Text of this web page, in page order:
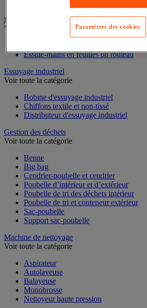
Équipement sanitaires
Essuie-mains et distributeur d’essuie-mains
Voir toute la catégorie
Distributeur d'essuie-mains
Essuyage industriel
Bobine d'essuyage industriel
Chiffons textile et non-tissé
Gestion des déchets
Benne
Big bag
Cendrier-poubelle et cendrier
Poubelle d’intérieur et d’extérieur
Poubelle de tri des déchets intérieur
Poubelle de tri et conteneur extérieur
Sac-poubelle
Machine de nettoyage
Aspirateur
Autolaveuse
Balayeuse
Monobrosse
Paramètres des cookies